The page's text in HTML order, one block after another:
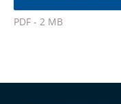
l'article
pour
PDF - 2 MB